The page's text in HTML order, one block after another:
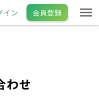
イン 会員登録
わせ